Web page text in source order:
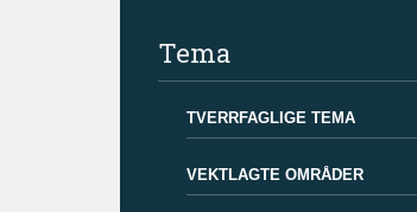
Tema
TVERRFAGLIGE TEMA
VEKTLAGTE OMRÅDER